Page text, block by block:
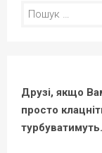
Пошук:
Друзі, якщо
просто
турбуватимуть.